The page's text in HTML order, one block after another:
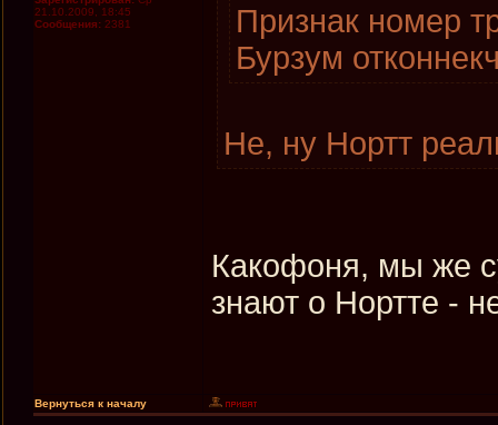
21.10.2009, 18:45
Сообщения: 2381
Признак номер
Бурзум
Не, ну Нортт
Какофоня, мы же
знают о Нортте -
Вернуться к началу